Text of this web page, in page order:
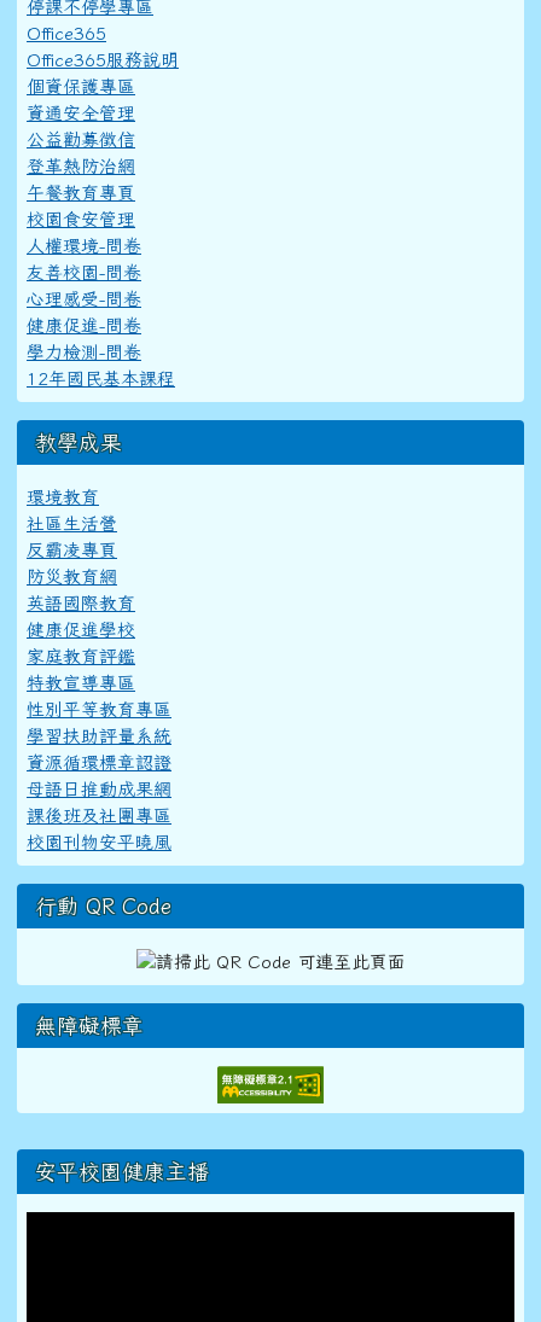
停課不停學專區
Office365
Office365服務說明
個資保護專區
資通安全管理
公益勸募徵信
登革熱防治網
午餐教育專頁
校園食安管理
人權環境-問卷
友善校園-問卷
心理感受-問卷
健康促進-問卷
學力檢測-問卷
12年國民基本課程
教學成果
環境教育
社區生活營
反霸凌專頁
防災教育網
英語國際教育
健康促進學校
家庭教育評鑑
特教宣導專區
性別平等教育專區
學習扶助評量系統
資源循環標章認證
母語日推動成果網
課後班及社團專區
校園刊物安平曉風
行動 QR Code
無障礙標章
右邊區域內容
安平校園健康主播